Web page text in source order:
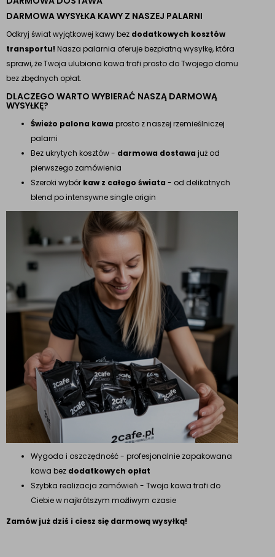
DARMOWA WYSYŁKA KAWY Z NASZEJ PALARNI
Odkryj świat wyjątkowej kawy bez dodatkowych kosztów
transportu! Nasza palarnia oferuje bezpłatną wysyłkę, która
sprawi, że Twoja ulubiona kawa trafi prosto do Twojego domu
bez zbędnych opłat.
DLACZEGO WARTO WYBIERAĆ NASZĄ DARMOWĄ
WYSYŁKĘ?
Świeżo palona kawa prosto z naszej rzemieślniczej
palarni
Bez ukrytych kosztów - darmowa dostawa już od
pierwszego zamówienia
Szeroki wybór kaw z całego świata - od delikatnych
blend po intensywne single origin
Wygoda i oszczędność - profesjonalnie zapakowana
kawa bez dodatkowych opłat
Szybka realizacja zamówień - Twoja kawa trafi do
Ciebie w najkrótszym możliwym czasie
Zamów już dziś i ciesz się darmową wysyłką!